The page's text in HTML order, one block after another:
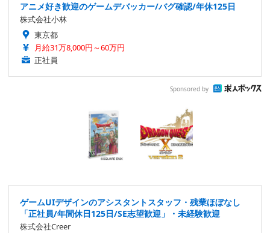
アニメ好き歓迎のゲームデバッカー/バグ確認/年休125日
株式会社小林
東京都
月給31万8,000円～60万円
正社員
Sponsored by
ゲームUIデザインのアシスタントスタッフ・残業ほぼなし
「正社員/年間休日125日/SE志望歓迎」・未経験歓迎
株式会社Creer